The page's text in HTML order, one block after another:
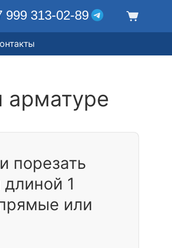
999 313-02-89
арматуре
порезать
длиной 1
или